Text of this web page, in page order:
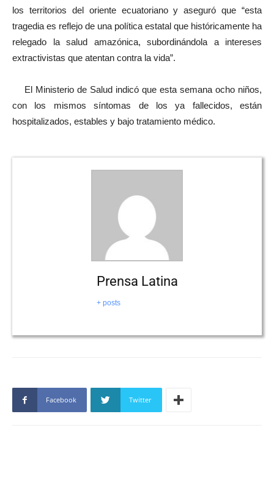
los territorios del oriente ecuatoriano y aseguró que “esta
tragedia es reflejo de una política estatal que históricamente ha
relegado la salud amazónica, subordinándola a intereses
extractivistas que atentan contra la vida”.
El Ministerio de Salud indicó que esta semana ocho niños,
con los mismos síntomas de los ya fallecidos, están
hospitalizados, estables y bajo tratamiento médico.
Prensa Latina
+ posts
Facebook Twitter